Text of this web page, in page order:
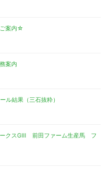
ご案内☆
案内
ル結果（三石抜粋）
ークスGⅢ 前田ファーム生産馬 フ